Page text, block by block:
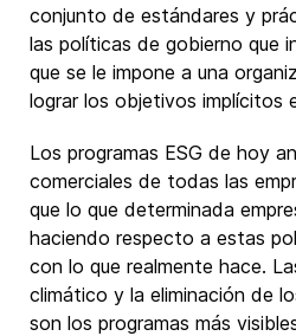
conjunto de estándares y
las políticas de gobierno que
que se le impone a una
lograr los objetivos implícitos
Los programas ESG de hoy
comerciales de todas las
que lo que determinada
haciendo respecto a estas
con lo que realmente hace.
climático y la eliminación de
son los programas más